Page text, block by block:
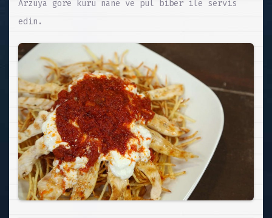
Arzuya göre kuru nane ve pul biber ile servis
edin.